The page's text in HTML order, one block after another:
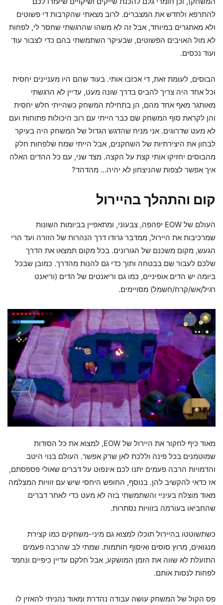
להתרפא ולחדש את המצברים. לרוב מצאתי שהקרבות די פשוטים
ולא מאתגרים במיוחד, אבל זה לא משהו שהרגשתי שחסר לי, לפחות
לא מול האויבים הפשוטים, שבעיקר השתמשתי בהם כדי לצבור עוד
ועוד נכסים.
הבוסים, לעומת זאת, די אכזבו אותי. בעוד שהם היו מעניינים יחסית
וכל אחד היה צריך להביס בדרך שונה מעט, עדיין לא הרגשתי
מאותגר מאף אחד מהם, הן בתחילת המשחק כשהייתי חלש יחסית
והן לקראת סוף המשחק שם כבר הייתי עם רוב היכולות פתוחות ועם
לא מעט שדרוגים. אני מניח שהדגש הגדול של המשחק היה בעיקר
לבחון את היצירתיות של השחקנים, אבל הייתי שמח שלפחות חלק
מהבוסים יחזיקו אותי קצת על הקצה. מצד שני, עם כל ההדים האלה
איך אפשר לצפות שהניצחון לא יהיה… מהדהד?
קום והתהלך בהיירול
העולם של EOW יפהפה, צבעוני, ומתאפיין בביומות השונות
שמרכיבות את היירול, ממדבר גרודו דרך הנהרות של הזורה ועד הרי
הגעש, מקום משכנם של הגורונים. בכל מקום תמצאו את הדרך
שלכם לעבור שם בבטחה ותוך כדי גם להנות מהדרך. כמובן שבכל
ביומה יש הדים אופיניים, כמו גם וריאנטים של הדים (וריאנט
רגיל/אש/קרח/חשמל) מסויימים.
מאוד כיף לחקור את היירול של EOW, למצוא את כל הסודות
שמוטמנים בכל פינה וללכת לאן שרק אפשר. העולם בנוי היטב
והדמויות הרבה פעמים יתנו לכם אינפוט על דברים שאולי פספסתם,
אז כדאי להקשיב להן. בנוסף, החופש היחסי שיש עם זוויות המצלמה
מאוד מוצלח בעיניי והשתמשתי בזה לא מעט כדי לאתר דברים
שהחביאו בעורמה בזוויות נסתרות.
כשתשוטטו בהיירול תוכלו למצוא גם מיני-משחקים כמו קצירת
מנגואים, מרוץ סוסים ואיסוף חותמות. שמתי לב שהרבה פעמים
התועלת לא שווה את הזמן המושקע, אבל חלקם עדיין כיפיים ונחמד
לפחות לנסות אותם.
פס הקול של המשחק עושה עבודה נהדרת ומאוד נהניתי להאזין לו